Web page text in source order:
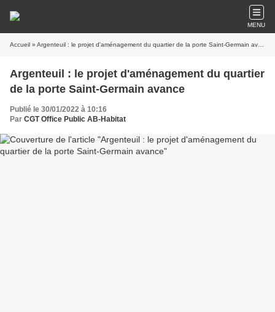
MENU
Accueil » Argenteuil : le projet d'aménagement du quartier de la porte Saint-Germain avance
Argenteuil : le projet d'aménagement du quartier
de la porte Saint-Germain avance
Publié le 30/01/2022 à 10:16
Par CGT Office Public AB-Habitat